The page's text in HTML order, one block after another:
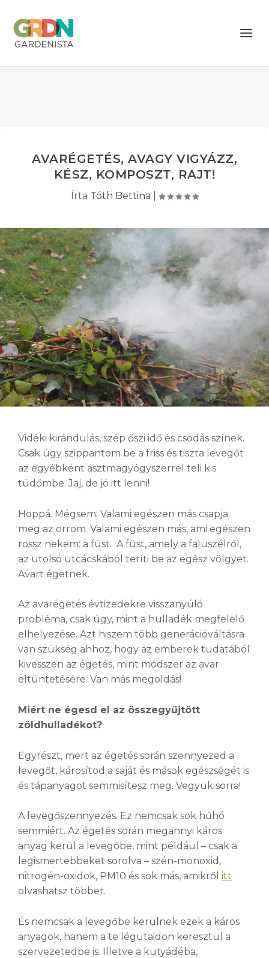
AVARÉGETÉS, AVAGY VIGYÁZZ,
KÉSZ, KOMPOSZT, RAJT!
Írta Tóth Bettina
Vidéki kirándulás, szép őszi idő és csodás színek.
Csak úgy szippantom be a friss és tiszta levegőt
az egyébként asztmagyógyszerrel teli kis
tüdőmbe. Jaj, de jó itt lenni!
Hoppá. Mégsem. Valami egészen más csapja
meg az orrom. Valami egészen más, ami egészen
rossz nekem: a füst. A füst, amely a faluszélről,
az utolsó utcácskából teríti be az egész völgyet.
Avart égetnek.
Az avarégetés évtizedekre visszanyúló
probléma, csak úgy, mint a hulladék megfelelő
elhelyezése. Azt hiszem több generációváltásra
van szükség ahhoz, hogy az emberek tudatából
kivesszen az égetés, mint módszer az avar
eltüntetésére. Van más megoldás!
Miért ne égesd el az összegyűjtött
zöldhulladékot?
Egyrészt, mert az égetés során szennyezed a
levegőt, károsítod a saját és mások egészségét is
és tápanyagot semmisítesz meg. Vegyük sorra!
A levegőszennyezés. Ez nemcsak sok hűhó
semmiért. Az égetés során megannyi káros
anyag kerül a levegőbe, mint például – csak a
legismertebbeket sorolva – szén-monoxid,
nitrogén-oxidok, PM10 és sok más, amikről itt
olvashatsz többet.
És nemcsak a levegőbe kerülnek ezek a káros
anyagok, hanem a te légutaidon keresztül a
szervezetedbe is. Illetve a kutyádéba,